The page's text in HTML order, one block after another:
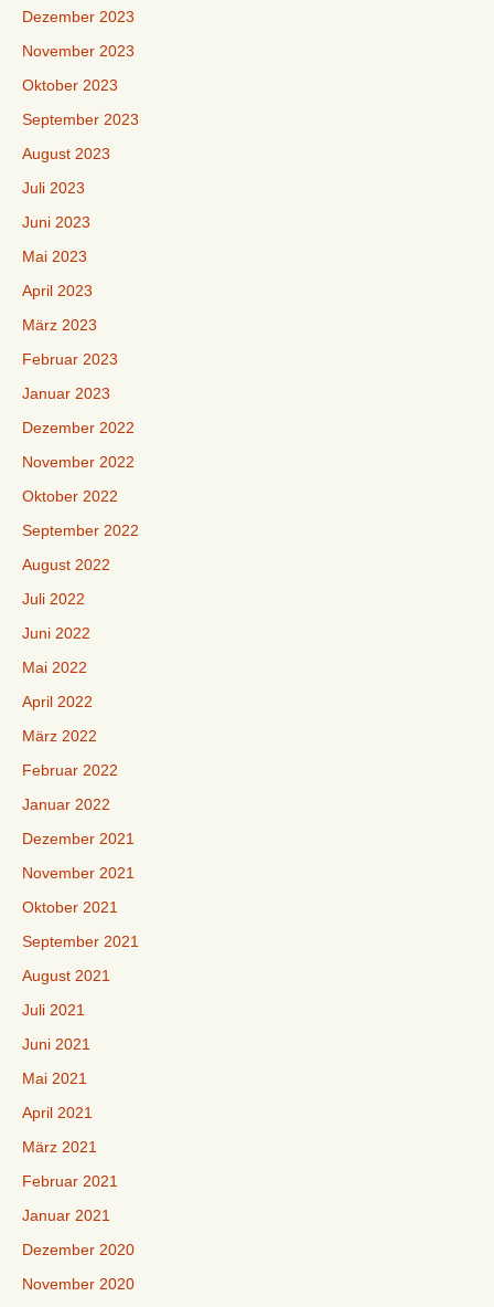
Dezember 2023
November 2023
Oktober 2023
September 2023
August 2023
Juli 2023
Juni 2023
Mai 2023
April 2023
März 2023
Februar 2023
Januar 2023
Dezember 2022
November 2022
Oktober 2022
September 2022
August 2022
Juli 2022
Juni 2022
Mai 2022
April 2022
März 2022
Februar 2022
Januar 2022
Dezember 2021
November 2021
Oktober 2021
September 2021
August 2021
Juli 2021
Juni 2021
Mai 2021
April 2021
März 2021
Februar 2021
Januar 2021
Dezember 2020
November 2020